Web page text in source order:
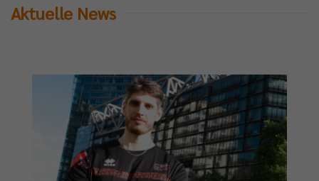
Aktuelle News